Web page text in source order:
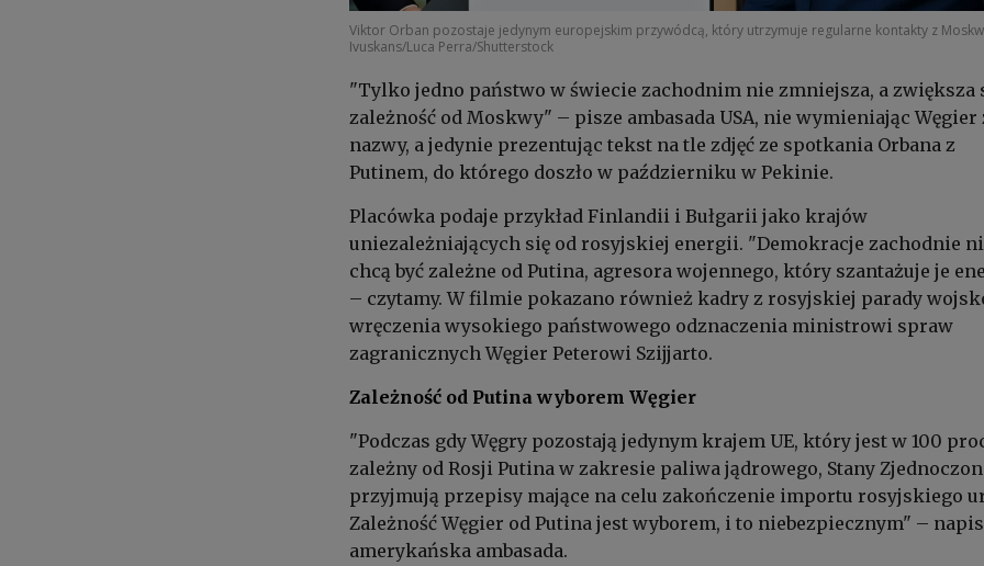
Viktor Orban pozostaje jedynym europejskim przywódcą, który utrzymuje regularne kontakty z
Ivuskans/Luca Perra/Shutterstock
"Tylko jedno państwo w świecie zachodnim nie zmniejsza, a zwiększa
zależność od Moskwy" – pisze ambasada USA, nie wymieniając Węgier
nazwy, a jedynie prezentując tekst na tle zdjęć ze spotkania Orbana z
Putinem, do którego doszło w październiku w Pekinie.
Placówka podaje przykład Finlandii i Bułgarii jako krajów
uniezależniających się od rosyjskiej energii. "Demokracje zachodnie
chcą być zależne od Putina, agresora wojennego, który szantażuje je
– czytamy. W filmie pokazano również kadry z rosyjskiej parady
wręczenia wysokiego państwowego odznaczenia ministrowi spraw
zagranicznych Węgier Peterowi Szijjarto.
Zależność od Putina wyborem Węgier
"Podczas gdy Węgry pozostają jedynym krajem UE, który jest w 100
zależny od Rosji Putina w zakresie paliwa jądrowego, Stany
przyjmują przepisy mające na celu zakończenie importu rosyjskiego
Zależność Węgier od Putina jest wyborem, i to niebezpiecznym" –
amerykańska ambasada.